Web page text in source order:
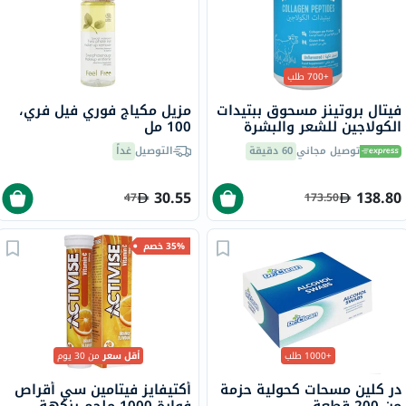
+700 طلب
فيتال بروتينز مسحوق ببتيدات
الكولاجين للشعر والبشرة
والأظافر 284 جرامتوصيل مجاني60 دقيقة
138.80
173.50
مزيل مكياج فوري فيل فري،
100 مل
التوصيلغداً
30.55
47
+1000 طلب
در كلين مسحات كحولية حزمة
35% خصم
أقل سعرمن 30 يوم
أكتيفايز فيتامين سي أقراص